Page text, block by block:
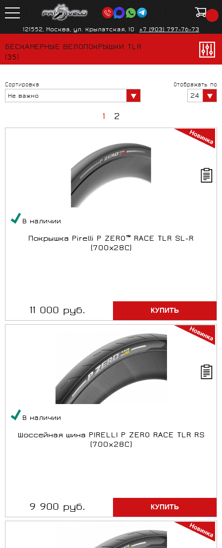
121552, Москва, ул. Крылатская, 10 +7 (903) 797-76-73
БЕСКАМЕРНЫЕ ВЕЛОПОКРЫШКИ TLR
(35)
Сортировка
Не важно
Отображать по
24
1 2
В наличии
Покрышка Pirelli P ZERO™ RACE TLR SL-R
(700х28С)
11 000 руб.
В наличии
Шоссейная шина PIRELLI P ZERO RACE TLR RS
(700x28C)
9 900 руб.